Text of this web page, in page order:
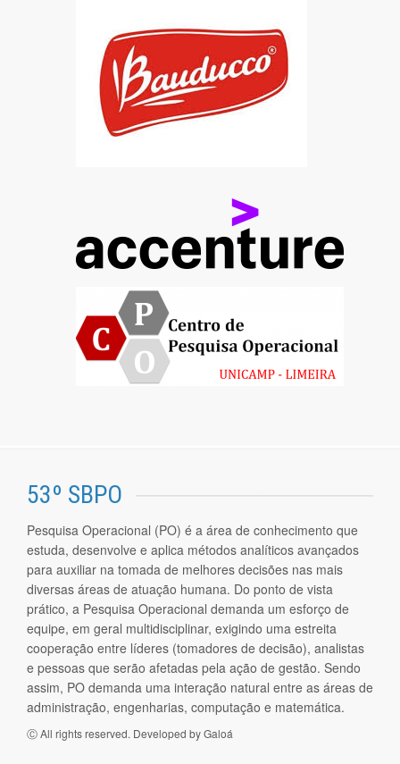
53º SBPO
Pesquisa Operacional (PO) é a área de conhecimento que
estuda, desenvolve e aplica métodos analíticos avançados
para auxiliar na tomada de melhores decisões nas mais
diversas áreas de atuação humana. Do ponto de vista
prático, a Pesquisa Operacional demanda um esforço de
equipe, em geral multidisciplinar, exigindo uma estreita
cooperação entre líderes (tomadores de decisão), analistas
e pessoas que serão afetadas pela ação de gestão. Sendo
assim, PO demanda uma interação natural entre as áreas de
administração, engenharias, computação e matemática.
Ⓒ All rights reserved. Developed byGaloá